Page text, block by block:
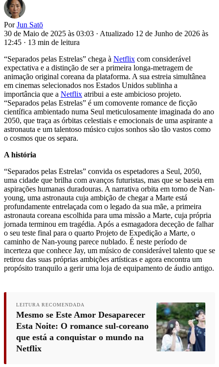
Por Jun Satō
30 de Maio de 2025 às 03:03 · Atualizado 12 de Junho de 2026 às
12:45 · 13 min de leitura
“Separados pelas Estrelas” chega à Netflix com considerável
expectativa e a distinção de ser a primeira longa-metragem de
animação original coreana da plataforma. A sua estreia simultânea
em cinemas selecionados nos Estados Unidos sublinha a
importância que a Netflix atribui a este ambicioso projeto.
“Separados pelas Estrelas” é um comovente romance de ficção
científica ambientado numa Seul meticulosamente imaginada do ano
2050, que traça as órbitas celestiais e emocionais de uma aspirante a
astronauta e um talentoso músico cujos sonhos são tão vastos como
o cosmos que os separa.
A história
“Separados pelas Estrelas” convida os espetadores a Seul, 2050,
uma cidade que brilha com avanços futuristas, mas que se baseia em
aspirações humanas duradouras. A narrativa orbita em torno de Nan-
young, uma astronauta cuja ambição de chegar a Marte está
profundamente entrelaçada com o legado da sua mãe, a primeira
astronauta coreana escolhida para uma missão a Marte, cuja própria
jornada terminou em tragédia. Após a esmagadora deceção de falhar
o seu teste final para o quarto Projeto de Expedição a Marte, o
caminho de Nan-young parece nublado. É neste período de
incerteza que conhece Jay, um músico de considerável talento que se
retirou das suas próprias ambições artísticas e agora encontra um
propósito tranquilo a gerir uma loja de equipamento de áudio antigo.
LEITURA RECOMENDADA
Mesmo se Este Amor Desaparecer
Esta Noite: O romance sul-coreano
que está a conquistar o mundo na
Netflix